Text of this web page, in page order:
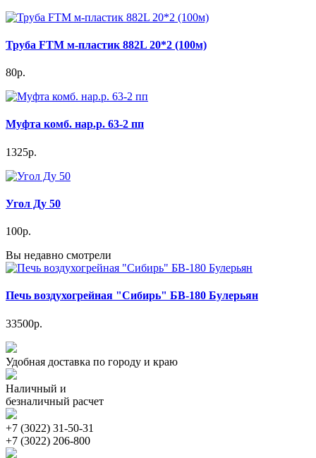
Труба FTM м-пластик 882L 20*2 (100м)
80р.
Муфта комб. нар.р. 63-2 пп
1325р.
Угол Ду 50
100р.
Вы недавно смотрели
Печь воздухогрейная "Сибирь" БВ-180 Булерьян
33500р.
Удобная доставка по городу и краю
Наличный и
безналичный расчет
+7 (3022) 31-50-31
+7 (3022) 206-800